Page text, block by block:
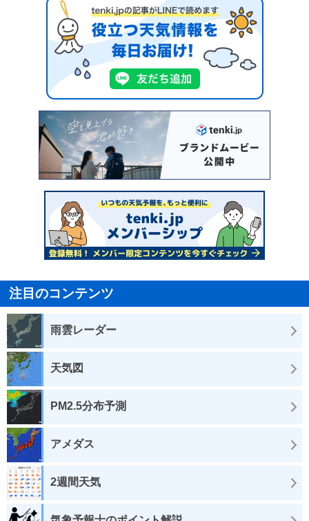
注目のコンテンツ
雨雲レーダー
天気図
PM2.5分布予測
アメダス
2週間天気